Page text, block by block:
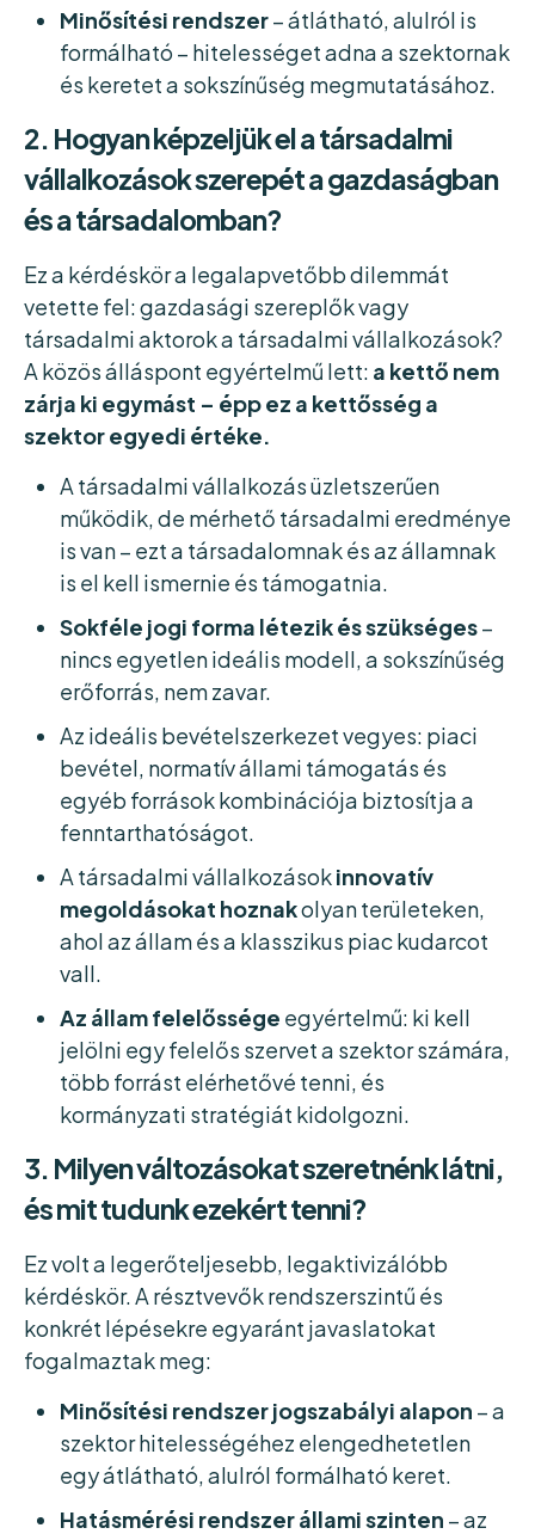
Minősítési rendszer– átlátható, alulról is
formálható – hitelességet adna a szektornak
és keretet a sokszínűség megmutatásához.
2. Hogyan képzeljük el a társadalmi
vállalkozások szerepét a gazdaságban
és a társadalomban?
Ez a kérdéskör a legalapvetőbb dilemmát
vetette fel: gazdasági szereplők vagy
társadalmi aktorok a társadalmi vállalkozások?
A közös álláspont egyértelmű lett: a kettő nem
zárja ki egymást – épp ez a kettősség a
szektor egyedi értéke.
A társadalmi vállalkozás üzletszerűen
működik, de mérhető társadalmi eredménye
is van – ezt a társadalomnak és az államnak
is el kell ismernie és támogatnia.
Sokféle jogi forma létezik és szükséges–
nincs egyetlen ideális modell, a sokszínűség
erőforrás, nem zavar.
Az ideális bevételszerkezet vegyes: piaci
bevétel, normatív állami támogatás és
egyéb források kombinációja biztosítja a
fenntarthatóságot.
A társadalmi vállalkozásokinnovatív
megoldásokat hoznakolyan területeken,
ahol az állam és a klasszikus piac kudarcot
vall.
Az állam felelőssége egyértelmű: ki kell
jelölni egy felelős szervet a szektor számára,
több forrást elérhetővé tenni, és
kormányzati stratégiát kidolgozni.
3. Milyen változásokat szeretnénk látni,
és mit tudunk ezekért tenni?
Ez volt a legerőteljesebb, legaktivizálóbb
kérdéskör. A résztvevők rendszerszintű és
konkrét lépésekre egyaránt javaslatokat
fogalmaztak meg:
Minősítési rendszer jogszabályi alapon – a
szektor hitelességéhez elengedhetetlen
egy átlátható, alulról formálható keret.
Hatásmérési rendszer állami szinten – az